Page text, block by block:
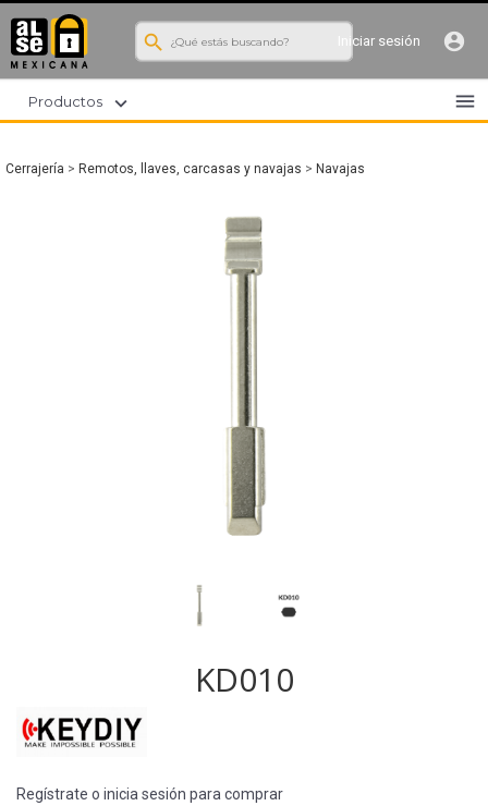
search Iniciar sesión account_circle
menu
Productos expand_more
Cerrajería > Remotos, llaves, carcasas y navajas > Navajas
KD010
Regístrate o inicia sesión para comprar